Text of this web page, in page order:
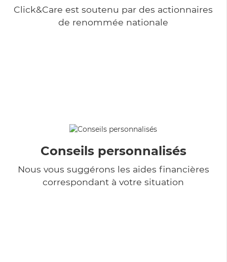
Click&Care est soutenu par des actionnaires
de renommée nationale
Conseils personnalisés
Nous vous suggérons les aides financières
correspondant à votre situation